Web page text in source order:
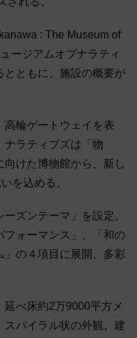
: The Museum of
ージアムオブナラティ
とともに、施設の概要が
高輪ゲートウェイを表
ナラティブズは「物
けた博物館から、新し
を込める。
ズンテーマ」を設定。
フォーマンス」、「和の
」の４項目に展開、多彩
べ床約2万9000平方メ
スパイラル状の外観。建